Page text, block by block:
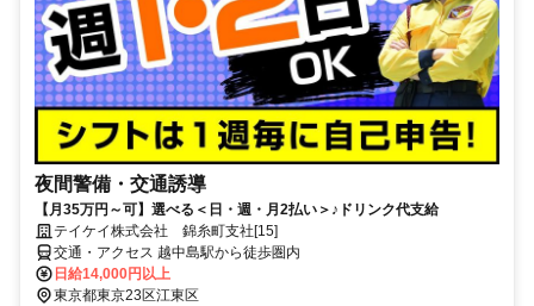
夜間警備・交通誘導
【月35万円～可】選べる＜日・週・月2払い＞♪ドリンク代支給
テイケイ株式会社 錦糸町支社[15]
交通・アクセス 越中島駅から徒歩圏内
日給14,000円以上
東京都東京23区江東区